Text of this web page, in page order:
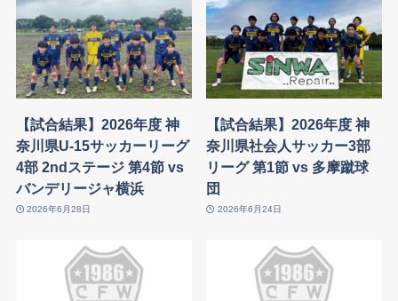
【試合結果】2026年度 神
奈川県U-15サッカーリーグ
4部 2ndステージ 第4節 vs
バンデリージャ横浜
2026年6月28日
【試合結果】2026年度 神
奈川県社会人サッカー3部
リーグ 第1節 vs 多摩蹴球
団
2026年6月24日